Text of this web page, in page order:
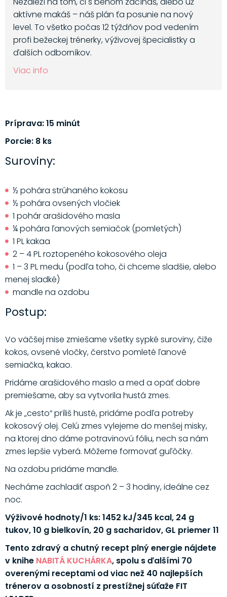
aktívne makáš – náš plán ťa posunie na nový
level. To všetko počas 12 týždňov pod vedením
profi bežeckej trénerky, výživovej špecialistky a
ďalších odborníkov.
Viac info
Príprava: 15 minút
Porcie: 8 ks
Suroviny:
½ pohára strúhaného kokosu
½ pohára ovsených vločiek
1 pohár arašidového masla
¼ pohára ľanových semiačok (pomletých)
1 PL kakaa
2 – 4 PL roztopeného kokosového oleja
1 – 3 PL medu (podľa toho, či chceme sladšie, alebo
menej sladké)
mandle na ozdobu
Postup:
Vo väčšej mise zmiešame všetky sypké suroviny, čiže
kokos, ovsené vločky, čerstvo pomleté ľanové
semiačka, kakao.
Pridáme arašidového maslo a med a opäť dobre
premiešame, aby sa vytvorila hustá zmes.
Ak je „cesto“ príliš husté, pridáme podľa potreby
kokosový olej. Celú zmes vylejeme do menšej misky,
na ktorej dno dáme potravinovú fóliu, nech sa nám
zmes lepšie vyberá. Môžeme formovať guľôčky.
Na ozdobu pridáme mandle.
Necháme zachladiť aspoň 2 – 3 hodiny, ideálne cez
noc.
Výživové hodnoty/1 ks: 1452 kJ/345 kcal, 24 g
tukov, 10 g bielkovín, 20 g sacharidov, GL priemer 11
Tento zdravý a chutný recept plný energie nájdete
v knihe NABITÁ KUCHÁRKA, spolu s ďalšími 70
overenými receptami od viac než 40 najlepších
trénerov a osobností z prestížnej súťaže FIT